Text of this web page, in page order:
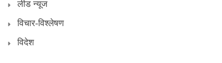
लीड न्यूज
विचार-विश्लेषण
विदेश